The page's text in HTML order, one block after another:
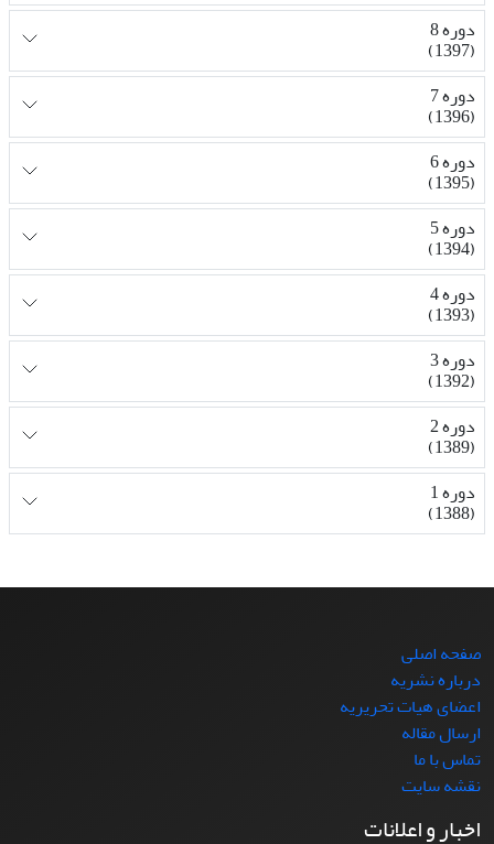
دوره 8
(1397)
دوره 7
(1396)
دوره 6
(1395)
دوره 5
(1394)
دوره 4
(1393)
دوره 3
(1392)
دوره 2
(1389)
دوره 1
(1388)
صفحه اصلی
درباره نشریه
اعضای هیات تحریریه
ارسال مقاله
تماس با ما
نقشه سایت
اخبار و اعلانات